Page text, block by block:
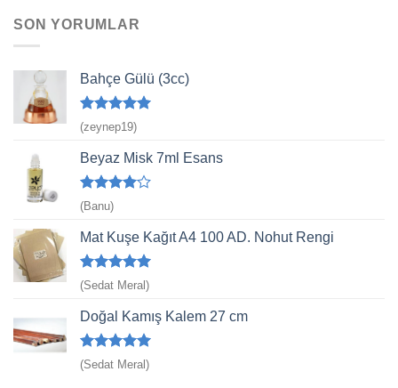
SON YORUMLAR
Bahçe Gülü (3cc)
5 üzerinden
5
oy aldı
(zeynep19)
Beyaz Misk 7ml Esans
5
üzerinden
4oy aldı
(Banu)
Mat Kuşe Kağıt A4 100 AD. Nohut Rengi
5 üzerinden
5
(Sedat Meral)
Doğal Kamış Kalem 27 cm
5 üzerinden
5
(Sedat Meral)